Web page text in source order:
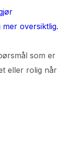
oversiktlig.
som er
eller rolig når